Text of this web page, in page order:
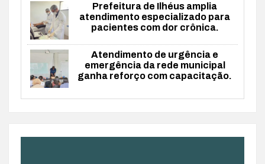
Prefeitura de Ilhéus amplia
atendimento especializado para
pacientes com dor crônica.
Atendimento de urgência e
emergência da rede municipal
ganha reforço com capacitação.